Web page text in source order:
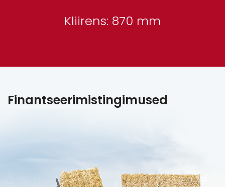
Kliirens: 870 mm
Finantseerimistingimused